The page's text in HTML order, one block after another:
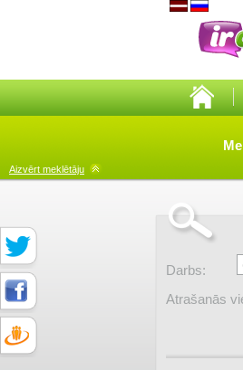
Aizvērt meklētāju
Darbs:
Atrašanās